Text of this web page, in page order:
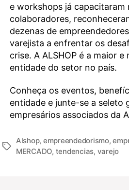
e workshops já capacitaram
colaboradores,
dezenas de
varejista a enfrentar os
crise. A ALSHOP é a maior
entidade do setor no país.
Conheça os eventos,
entidade e junte-se a seleto
empresários associados da
Alshop, empreendedorismo,
MERCADO, tendencias, varejo